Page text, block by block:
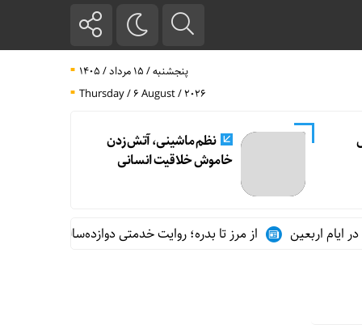
پنجشنبه / ۱۵ مرداد / ۱۴۰۵
Thursday / 6 August / 2026
نظم ماشینی، آتش زدن
خاموش خلاقیت انسانی
اربعین از مرز تا بدره؛ روایت خدمتی دوازده‌ساله در مسیر زوار